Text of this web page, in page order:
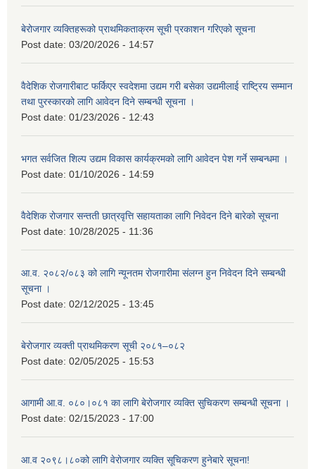
बेरोजगार व्यक्तिहरूको प्राथमिकताक्रम सूची प्रकाशन गरिएको सूचना
Post date: 03/20/2026 - 14:57
वैदेशिक रोजगारीबाट फर्किएर स्वदेशमा उद्यम गरी बसेका उद्यमीलाई राष्ट्रिय सम्मान
तथा पुरस्कारको लागि आवेदन दिने सम्बन्धी सूचना ।
Post date: 01/23/2026 - 12:43
भगत सर्वजित शिल्प उद्यम विकास कार्यक्रमको लागि आवेदन पेश गर्ने सम्बन्धमा ।
Post date: 01/10/2026 - 14:59
वैदेशिक रोजगार सन्तती छात्रवृत्ति सहायताका लागि निवेदन दिने बारेको सूचना
Post date: 10/28/2025 - 11:36
आ.व. २०८२/०८३ को लागि न्यूनतम रोजगारीमा संलग्न हुन निवेदन दिने सम्बन्धी
सूचना ।
Post date: 02/12/2025 - 13:45
बेरोजगार व्यक्ती प्राथमिकरण सूची २०८१–०८२
Post date: 02/05/2025 - 15:53
आगामी आ.व. ०८०।०८१ का लागि बेरोजगार व्यक्ति सुचिकरण सम्बन्धी सूचना ।
Post date: 02/15/2023 - 17:00
आ.व २०९८।८०को लागि वेरोजगार व्यक्ति सूचिकरण हुनेबारे सूचना!